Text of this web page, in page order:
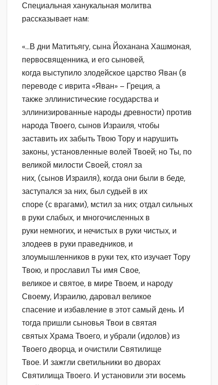
Специальная ханукальная молитва
рассказывает нам:
«…В дни Матитьягу, сына Йоханана Хашмоная,
первосвященника, и его сыновей,
когда выступило злодейское царство Яван (в
переводе с иврита «Яван» – Греция, а
также эллинистические государства и
эллинизированные народы древности) против
народа Твоего, сынов Израиля, чтобы
заставить их забыть Твою Тору и нарушить
законы, установленные волей Твоей; но Ты, по
великой милости Своей, стоял за
них, (сынов Израиля), когда они были в беде,
заступался за них, был судьей в их
споре (с врагами), мстил за них; отдал сильных
в руки слабых, и многочисленных в
руки немногих, и нечистых в руки чистых, и
злодеев в руки праведников, и
злоумышленников в руки тех, кто изучает Тору
Твою, и прославил Ты имя Свое,
великое и святое, в мире Твоем, и народу
Своему, Израилю, даровал великое
спасение и избавление в этот самый день. И
тогда пришли сыновья Твои в святая
святых Храма Твоего, и убрали (идолов) из
Твоего дворца, и очистили Святилище
Твое. И зажгли светильники во дворах
Святилища Твоего. И установили эти восемь